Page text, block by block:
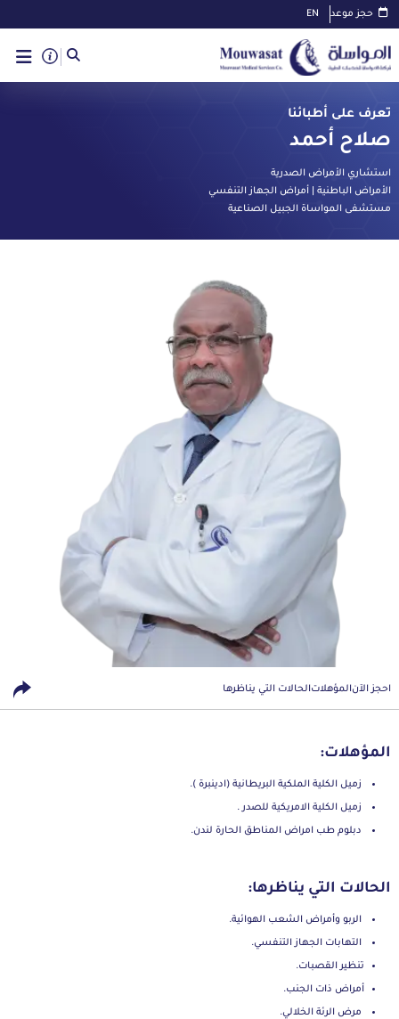
حجز موعد EN
تعرف على أطبائنا
صلاح أحمد
استشاري الأمراض الصدرية
الأمراض الباطنية | أمراض الجهاز التنفسي
مستشفى المواساة الجبيل الصناعية
احجز الآنالمؤهلاتالحالات التي يناظرها
المؤهلات:
زميل الكلية الملكية البريطانية (ادينبرة ).
زميل الكلية الامريكية للصدر .
دبلوم طب امراض المناطق الحارة لندن.
الحالات التي يناظرها:
الربو وأمراض الشعب الهوائية.
التهابات الجهاز التنفسي.
تنظير القصبات.
أمراض ذات الجنب.
مرض الرئة الخلالي.